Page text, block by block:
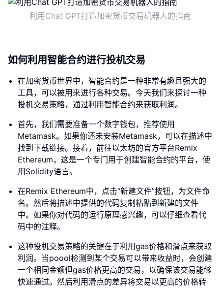
利用Chat GPT打造加密货币交易机器人的指南
如何利用智能合约进行投机交易
在加密货币世界中，智能合约是一种非常有趣且强大的
工具，可以被用来进行各种交易。今天我们来探讨一种
投机交易策略，通过利用智能合约来获取利润。
首先，我们需要准备一个数字钱包，推荐使用
Metamask。如果你还未安装Metamask，可以在描述中
找到下载链接。接着，前往以太坊的官方平台Remix
Ethereum，这是一个专门用于创建智能合约的平台，使
用Solidity语言。
在Remix Ethereum中，点击“新建文件”按钮，为文件命
名。然后将描述中提供的代码复制粘贴到新建的文件
中。如果你对代码的运行原理感兴趣，可以仔细查看代
码中的注释。
这种投机交易策略的关键在于利用gas价格和滑点来获取
利润。当poool检测到某个交易可以带来收益时，会创建
一个相同金额但gas价格更高的交易，以确保该交易能够
快速通过。然后利用滑点的差异将交易以更高的价格转